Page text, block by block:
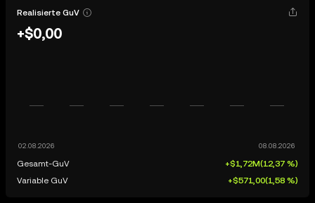
Realisierte GuV
+$0,00
Gesamt-GuV +$1,72M(12,37 %)
Variable GuV
+$571,00(1,58 %)